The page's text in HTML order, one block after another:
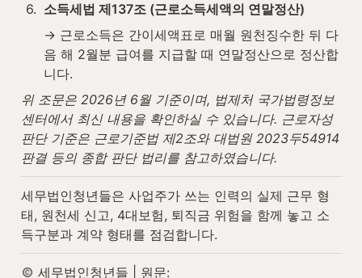
6. 소득세법 제137조 (근로소득세액의 연말정산)
→ 근로소득은 간이세액표로 매월 원천징수한 뒤 다
음 해 2월분 급여를 지급할 때 연말정산으로 정산합
니다.
위 조문은 2026년 6월 기준이며, 법제처 국가법령정보
센터에서 최신 내용을 확인하실 수 있습니다. 근로자성
판단 기준은 근로기준법 제2조와 대법원 2023두54914
판결 등의 종합 판단 법리를 참고하였습니다.
세무법인청년들은 사업주가 쓰는 인력의 실제 근무 형
태, 원천세 신고, 4대보험, 퇴직금 위험을 함께 놓고 소
득구분과 계약 형태를 점검합니다.